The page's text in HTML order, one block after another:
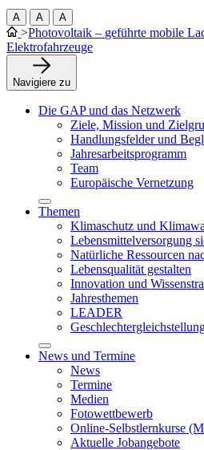
A A A
>Photovoltaik – geführte mobile
Elektrofahrzeuge
Navigiere zu
Die GAP und das Netzwerk
Ziele, Mission und
Handlungsfelder und
Jahresarbeitsprogramm
Team
Europäische Vernetzung
Themen
Klimaschutz und
Lebensmittelversorgung
Natürliche Ressourcen
Lebensqualität gestalten
Innovation und
Jahresthemen
LEADER
News und Termine
News
Termine
Medien
Fotowettbewerb
Online-Selbstlernkurse
Aktuelle Jobangebote